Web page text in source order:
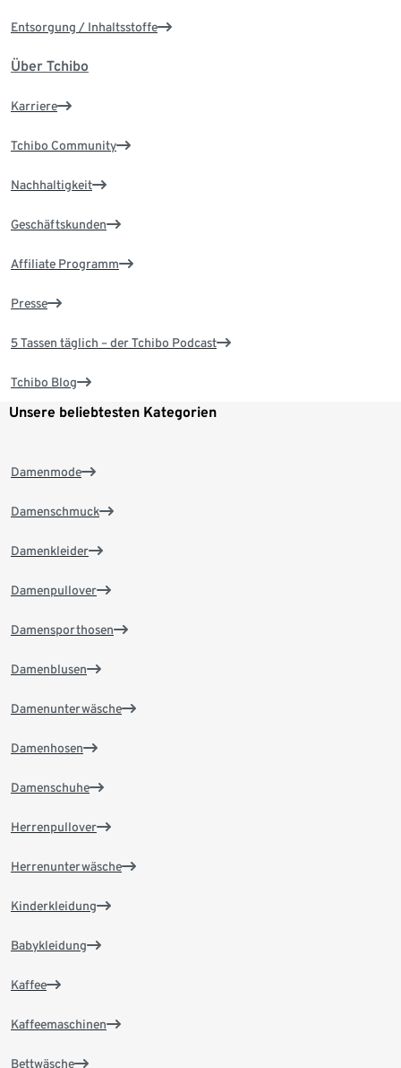
Entsorgung / Inhaltsstoffe
Über Tchibo
Karriere
Tchibo Community
Nachhaltigkeit
Geschäftskunden
Affiliate Programm
Presse
5 Tassen täglich – der Tchibo Podcast
Tchibo Blog
Unsere beliebtesten Kategorien
Damenmode
Damenschmuck
Damenkleider
Damenpullover
Damensporthosen
Damenblusen
Damenunterwäsche
Damenhosen
Damenschuhe
Herrenpullover
Herrenunterwäsche
Kinderkleidung
Babykleidung
Kaffee
Kaffeemaschinen
Bettwäsche